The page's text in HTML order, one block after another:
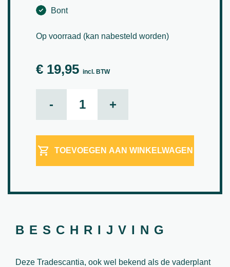
Bont
Op voorraad (kan nabesteld worden)
€ 19,95 incl. BTW
- +
TOEVOEGEN AAN WINKELWAGEN
BESCHRIJVING
Deze Tradescantia, ook wel bekend als de vaderplant